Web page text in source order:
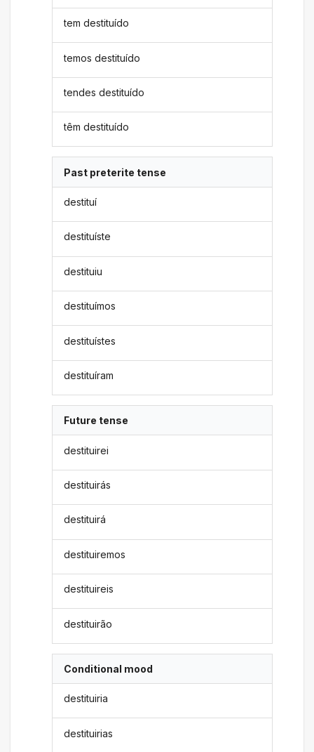
tem destituído
temos destituído
tendes destituído
têm destituído
Past preterite tense
destituí
destituíste
destituiu
destituímos
destituístes
destituíram
Future tense
destituirei
destituirás
destituirá
destituiremos
destituireis
destituirão
Conditional mood
destituiria
destituirias